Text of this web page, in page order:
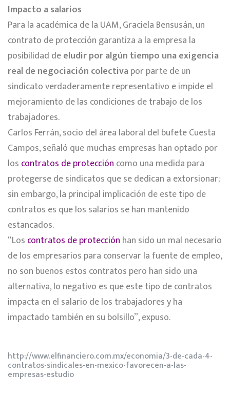
Impacto a salarios
Para la académica de la UAM, Graciela Bensusán, un
contrato de protección garantiza a la empresa la
posibilidad deeludir por algún tiempo una exigencia
real de negociación colectivapor parte de un
sindicato verdaderamente representativo e impide el
mejoramiento de las condiciones de trabajo de los
trabajadores.
Carlos Ferrán, socio del área laboral del bufete Cuesta
Campos, señaló que muchas empresas han optado por
los contratos de protección como una medida para
protegerse de sindicatos que se dedican a extorsionar;
sin embargo, la principal implicación de este tipo de
contratos es que los salarios se han mantenido
estancados.
“Los contratos de protección han sido un mal necesario
de los empresarios para conservar la fuente de empleo,
no son buenos estos contratos pero han sido una
alternativa, lo negativo es que este tipo de contratos
impacta en el salario de los trabajadores y ha
impactado también en su bolsillo”, expuso.
http://www.elfinanciero.com.mx/economia/3-de-cada-4-
contratos-sindicales-en-mexico-favorecen-a-las-
empresas-estudio